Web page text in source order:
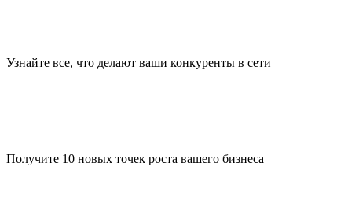
Узнайте все, что делают ваши конкуренты в сети
Получите 10 новых точек роста вашего бизнеса